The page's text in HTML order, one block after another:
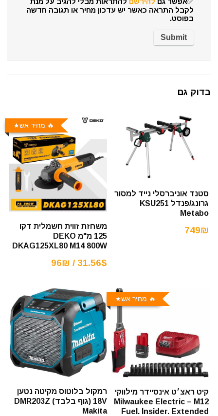
לקבל התראה כאשר יש עדכון מחיר או תגובה חדשה
בפוסט.
בדוק גם
סטנד אוניברסלי נייד למסור
גרונג/פנדל KSU251
Metabo
749₪
🔥 מחיר אש
משחזת זווית חשמלית דקו
125 מ"מ DEKO
DKAG125XL80 M14 800W
31.56$ / 96₪
🔥 מחיר אש
קיט ראצ׳ט אינסיידר מילווקי
Milwaukee Electric – M12
Fuel. Insider. Extended
רמקול בלוטוס מקיטה נטען
18V (גוף בלבד) DMR203Z
Makita